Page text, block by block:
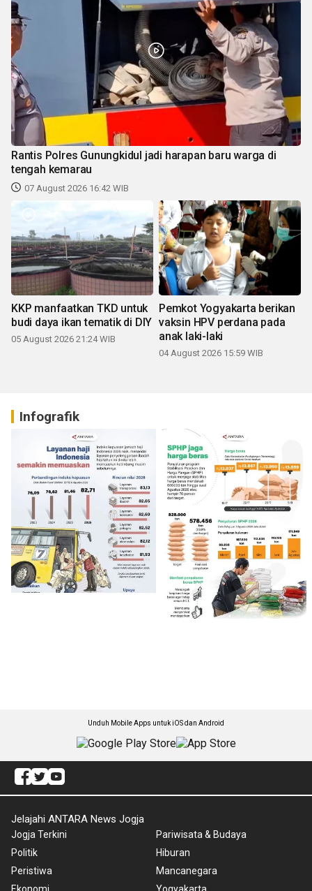
Rantis Polres Gunungkidul jadi harapan baru warga di
tengah kemarau
07 August 2026 16:42 WIB
KKP manfaatkan TKD untuk
budi daya ikan tematik di DIY
05 August 2026 21:24 WIB
Pemkot Yogyakarta berikan
vaksin HPV perdana pada
anak laki-laki
04 August 2026 15:59 WIB
Infografik
Unduh Mobile Apps untuk iOS dan Android
Jelajahi ANTARA News Jogja
Jogja Terkini
Politik
Peristiwa
Pariwisata & Budaya
Hiburan
Mancanegara